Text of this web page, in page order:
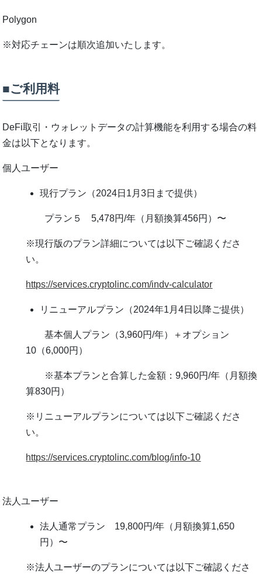
Polygon
※対応チェーンは順次追加いたします。
■ご利⽤料
DeFi取引・ウォレットデータの計算機能を利⽤する場合の料
⾦は以下となります。
個⼈ユーザー
現⾏プラン（2024⽇1⽉3⽇まで提供）
プラン５ 5,478円/年（⽉額換算456円）〜
※現⾏版のプラン詳細については以下ご確認くださ
い。
https://services.cryptolinc.com/indv-calculator
リニューアルプラン（2024年1⽉4⽇以降ご提供）
基本個⼈プラン（3,960円/年）＋オプション
10（6,000円）
※基本プランと合算した⾦額：9,960円/年（⽉額換
算830円）
※リニューアルプランについては以下ご確認くださ
い。
https://services.cryptolinc.com/blog/info-10
法⼈ユーザー
法⼈通常プラン 19,800円/年（⽉額換算1,650
円）〜
※法⼈ユーザーのプランについては以下ご確認くださ